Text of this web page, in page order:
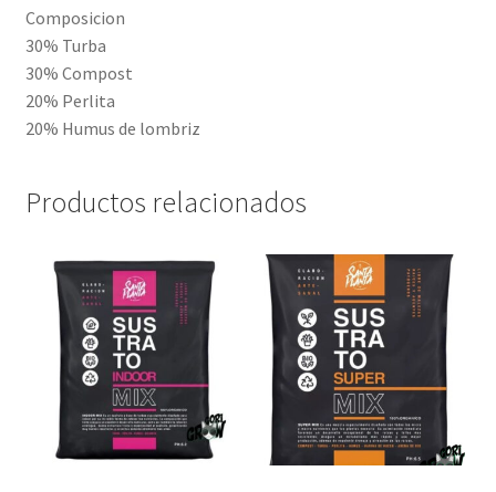
Composicion
30% Turba
30% Compost
20% Perlita
20% Humus de lombriz
Productos relacionados